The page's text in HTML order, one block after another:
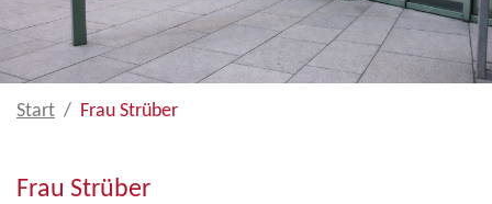
Start Frau Strüber
Frau Strüber